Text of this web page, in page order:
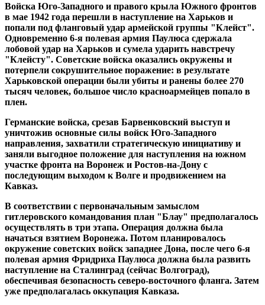
Войска Юго-Западного и правого крыла Южного фронтов
в мае 1942 года перешли в наступление на Харьков и
попали под фланговый удар армейской группы "Клейст".
Одновременно 6-я полевая армия Паулюса сдержала
лобовой удар на Харьков и сумела ударить навстречу
"Клейсту". Советские войска оказались окружены и
потерпели сокрушительное поражение: в результате
Харьковской операции были убиты и ранены более 270
тысяч человек, большое число красноармейцев попало в
плен.
Германские войска, срезав Барвенковский выступ и
уничтожив основные силы войск Юго-Западного
направления, захватили стратегическую инициативу и
заняли выгодное положение для наступления на южном
участке фронта на Воронеж и Ростов-на-Дону с
последующим выходом к Волге и продвижением на
Кавказ.
В соответствии с первоначальным замыслом
гитлеровского командования план "Блау" предполагалось
осуществлять в три этапа. Операция должна была
начаться взятием Воронежа. Потом планировалось
окружение советских войск западнее Дона, после чего 6-я
полевая армия Фридриха Паулюса должна была развить
наступление на Сталинград (сейчас Волгоград),
обеспечивая безопасность северо-восточного фланга. Затем
уже предполагалась оккупация Кавказа.